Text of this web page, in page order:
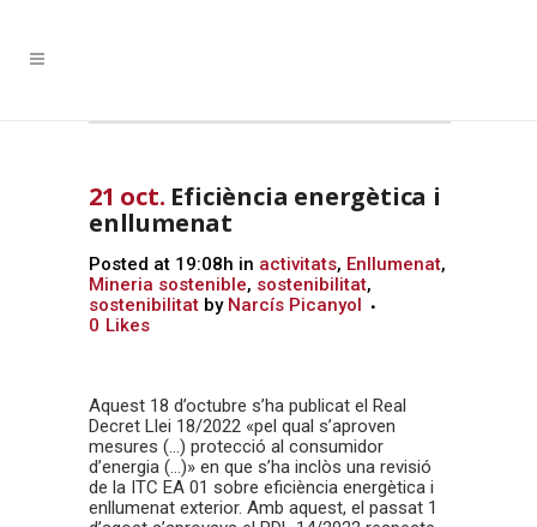
21 oct. Eficiència energètica i
enllumenat
Posted at 19:08h in activitats, Enllumenat,
Mineria sostenible, sostenibilitat,
sostenibilitat by Narcís Picanyol
0 Likes
Aquest 18 d’octubre s’ha publicat el Real
Decret Llei 18/2022 «pel qual s’aproven
mesures (…) protecció al consumidor
d’energia (…)» en que s’ha inclòs una revisió
de la ITC EA 01 sobre eficiència energètica i
enllumenat exterior. Amb aquest, el passat 1